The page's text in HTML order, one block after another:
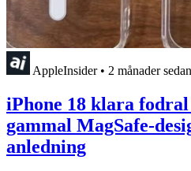
AppleInsider • 2 månader sedan
iPhone 18 klara
gammal MagSafe-
anledning